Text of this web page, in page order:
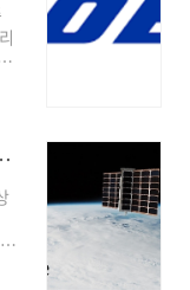
Global) 🧑‍🚀